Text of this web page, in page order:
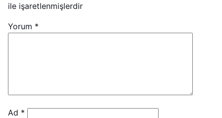
ile işaretlenmişlerdir
Yorum *
Ad *